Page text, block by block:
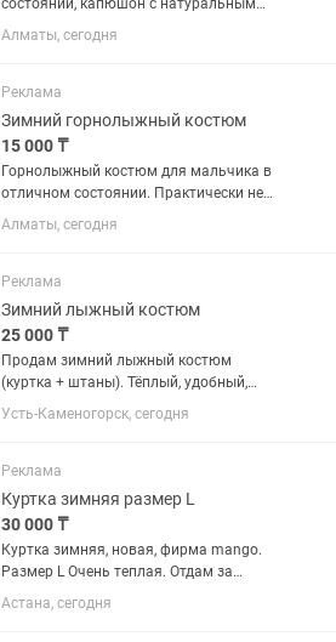
состоянии, капюшон с натуральным
мехом заинтересовались пишите на
Алматы, сегодня
Реклама
Зимний горнолыжный костюм
15 000 ₸
Горнолыжный костюм для мальчика в
отличном состоянии. Практически не
носили. Производитель Glissad,
приобретали в магазине Спортмастер.
стирке. Куртка на рост 104...
Алматы, сегодня
Реклама
Зимний лыжный костюм
25 000 ₸
Продам зимний лыжный костюм
(куртка + штаны). Тёплый, удобный,
непродуваемый. Капюшон съёмный.
Есть несколько карманов на молниях.
активного отдыха, лыж или...
Усть-Каменогорск, сегодня
Реклама
Куртка зимняя размер L
30 000 ₸
Куртка зимняя, новая, фирма mango.
Размер L Очень теплая. Отдам за
полцены
Астана, сегодня